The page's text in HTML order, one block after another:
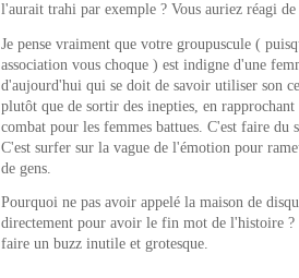
l'aurait trahi par exemple ? Vous auriez réagi de
Je pense vraiment que votre groupuscule (
association vous choque ) est indigne d'une
d'aujourd'hui qui se doit de savoir utiliser son
plutôt que de sortir des inepties, en rapprochant
combat pour les femmes battues. C'est faire du
C'est surfer sur la vague de l'émotion pour
de gens.
Pourquoi ne pas avoir appelé la maison de
directement pour avoir le fin mot de l'histoire
faire un buzz inutile et grotesque.